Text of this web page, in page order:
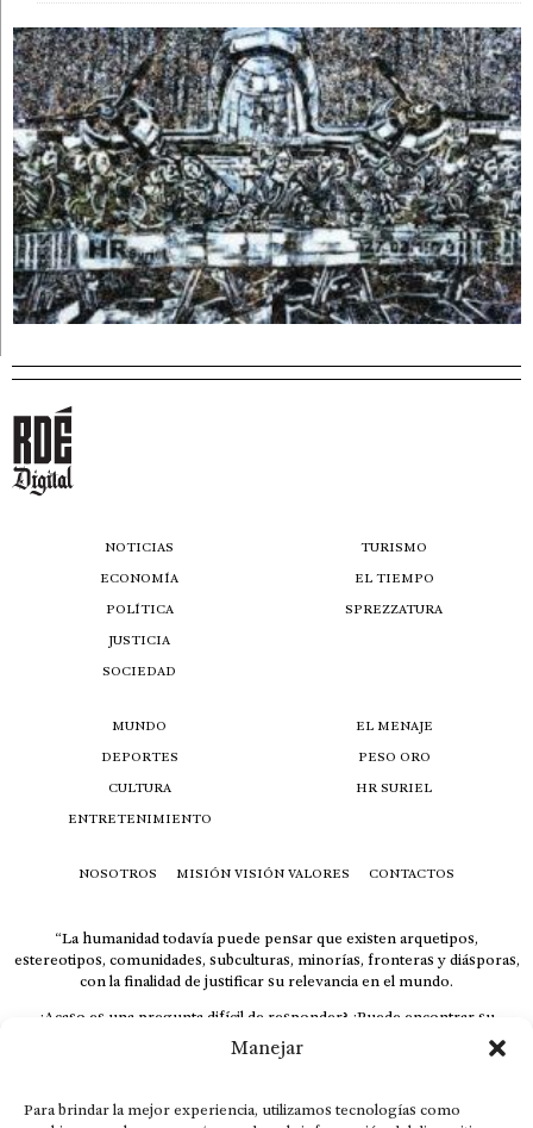
Manejar
Para brindar la mejor experiencia, utilizamos tecnologías como
NOTICIAS
ECONOMÍA
POLÍTICA
JUSTICIA
SOCIEDAD
TURISMO
EL TIEMPO
SPREZZATURA
MUNDO
DEPORTES
CULTURA
ENTRETENIMIENTO
EL MENAJE
PESO ORO
HR SURIEL
NOSOTROS MISIÓN VISIÓN VALORES CONTACTOS
“La humanidad todavía puede pensar que existen arquetipos,
estereotipos, comunidades, subculturas, minorías, fronteras y diásporas,
con la finalidad de justificar su relevancia en el mundo.
¿Acaso es una pregunta difícil de responder? ¿Puede encontrar su
respuesta al instante, otorgando al receptor cuestionado espacio y
velocidad suficiente para responder correctamente? De no ser así, el que
El concepto de familia no está limitado exclusivamente a la sangre; seres